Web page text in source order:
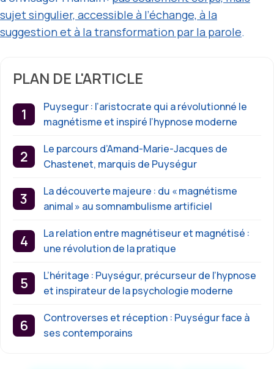
sujet singulier, accessible à l’échange, à la
suggestion et à la transformation par la parole.
PLAN DE L'ARTICLE
Puysegur : l’aristocrate qui a révolutionné le
magnétisme et inspiré l’hypnose moderne
Le parcours d’Amand-Marie-Jacques de
Chastenet, marquis de Puységur
La découverte majeure : du « magnétisme
animal » au somnambulisme artificiel
La relation entre magnétiseur et magnétisé :
une révolution de la pratique
L’héritage : Puységur, précurseur de l’hypnose
et inspirateur de la psychologie moderne
Controverses et réception : Puységur face à
ses contemporains